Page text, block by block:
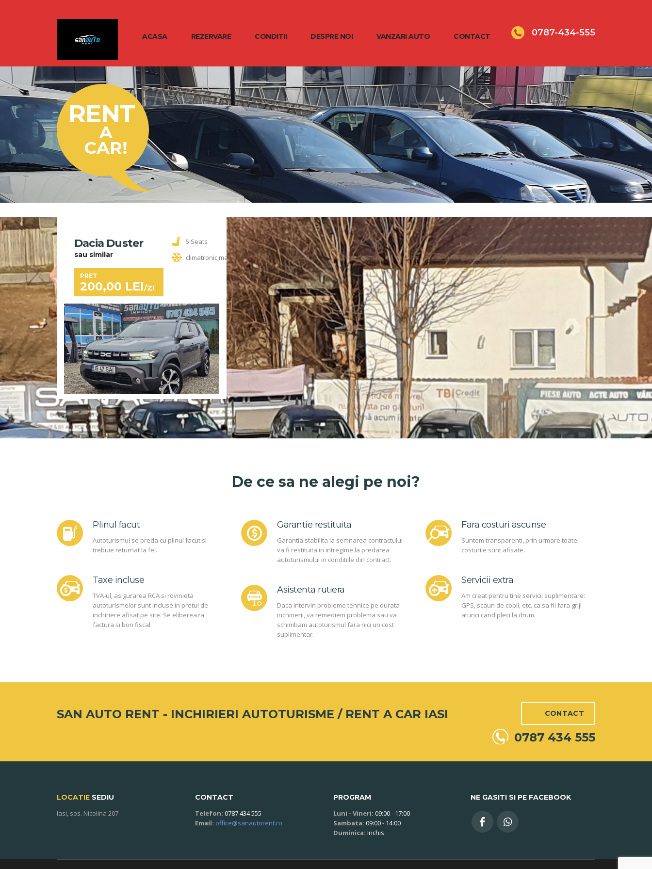
0787-434-555
ACASA REZERVARE CONDITII DESPRE NOI VANZARI AUTO CONTACT
RENT
A
CAR!
Dacia Duster
sau similar
PRET
200,00 LEI/ZI
5 Seats
climatronic,manuala
De ce sa ne alegi pe noi?
Plinul facut
Autoturismul se preda cu plinul facut si
trebuie returnat la fel.
Taxe incluse
TVA-ul, asigurarea RCA si rovinieta
autoturismelor sunt incluse in pretul de
inchiriere afisat pe site. Se elibereaza
factura si bon fiscal.
Garantie restituita
Garantia stabilita la semnarea contractului
va fi restituita in intregime la predarea
autoturismului in conditiile din contract.
Asistenta rutiera
Daca intervin probleme tehnice pe durata
inchirierii, va remediem problema sau va
schimbam autoturismul fara nici un cost
suplimentar.
Fara costuri ascunse
Suntem transparenti, prin urmare toate
costurile sunt afisate.
Servicii extra
Am creat pentru tine servicii suplimentare:
GPS, scaun de copil, etc. ca sa fii fara griji
atunci cand pleci la drum.
SAN AUTO RENT - INCHIRIERI AUTOTURISME / RENT A CAR IASI CONTACT
0787 434 555
LOCATIE SEDIU
Iasi, sos. Nicolina 207
CONTACT
Telefon: 0787 434 555
Email: office@sanautorent.ro
PROGRAM
Luni - Vineri: 09:00 - 17:00
Sambata: 09:00 - 14:00
Duminica: Inchis
NE GASITI SI PE FACEBOOK